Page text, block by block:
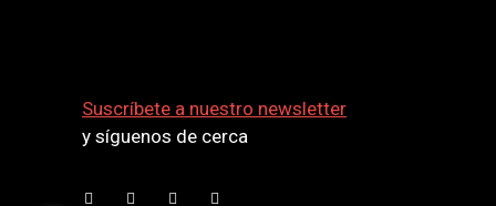
Suscríbete a nuestro newsletter
y síguenos de cerca